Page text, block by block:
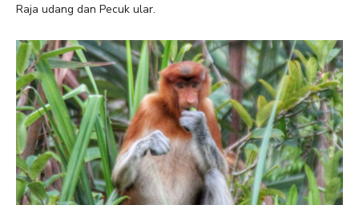
Raja udang dan Pecuk ular.